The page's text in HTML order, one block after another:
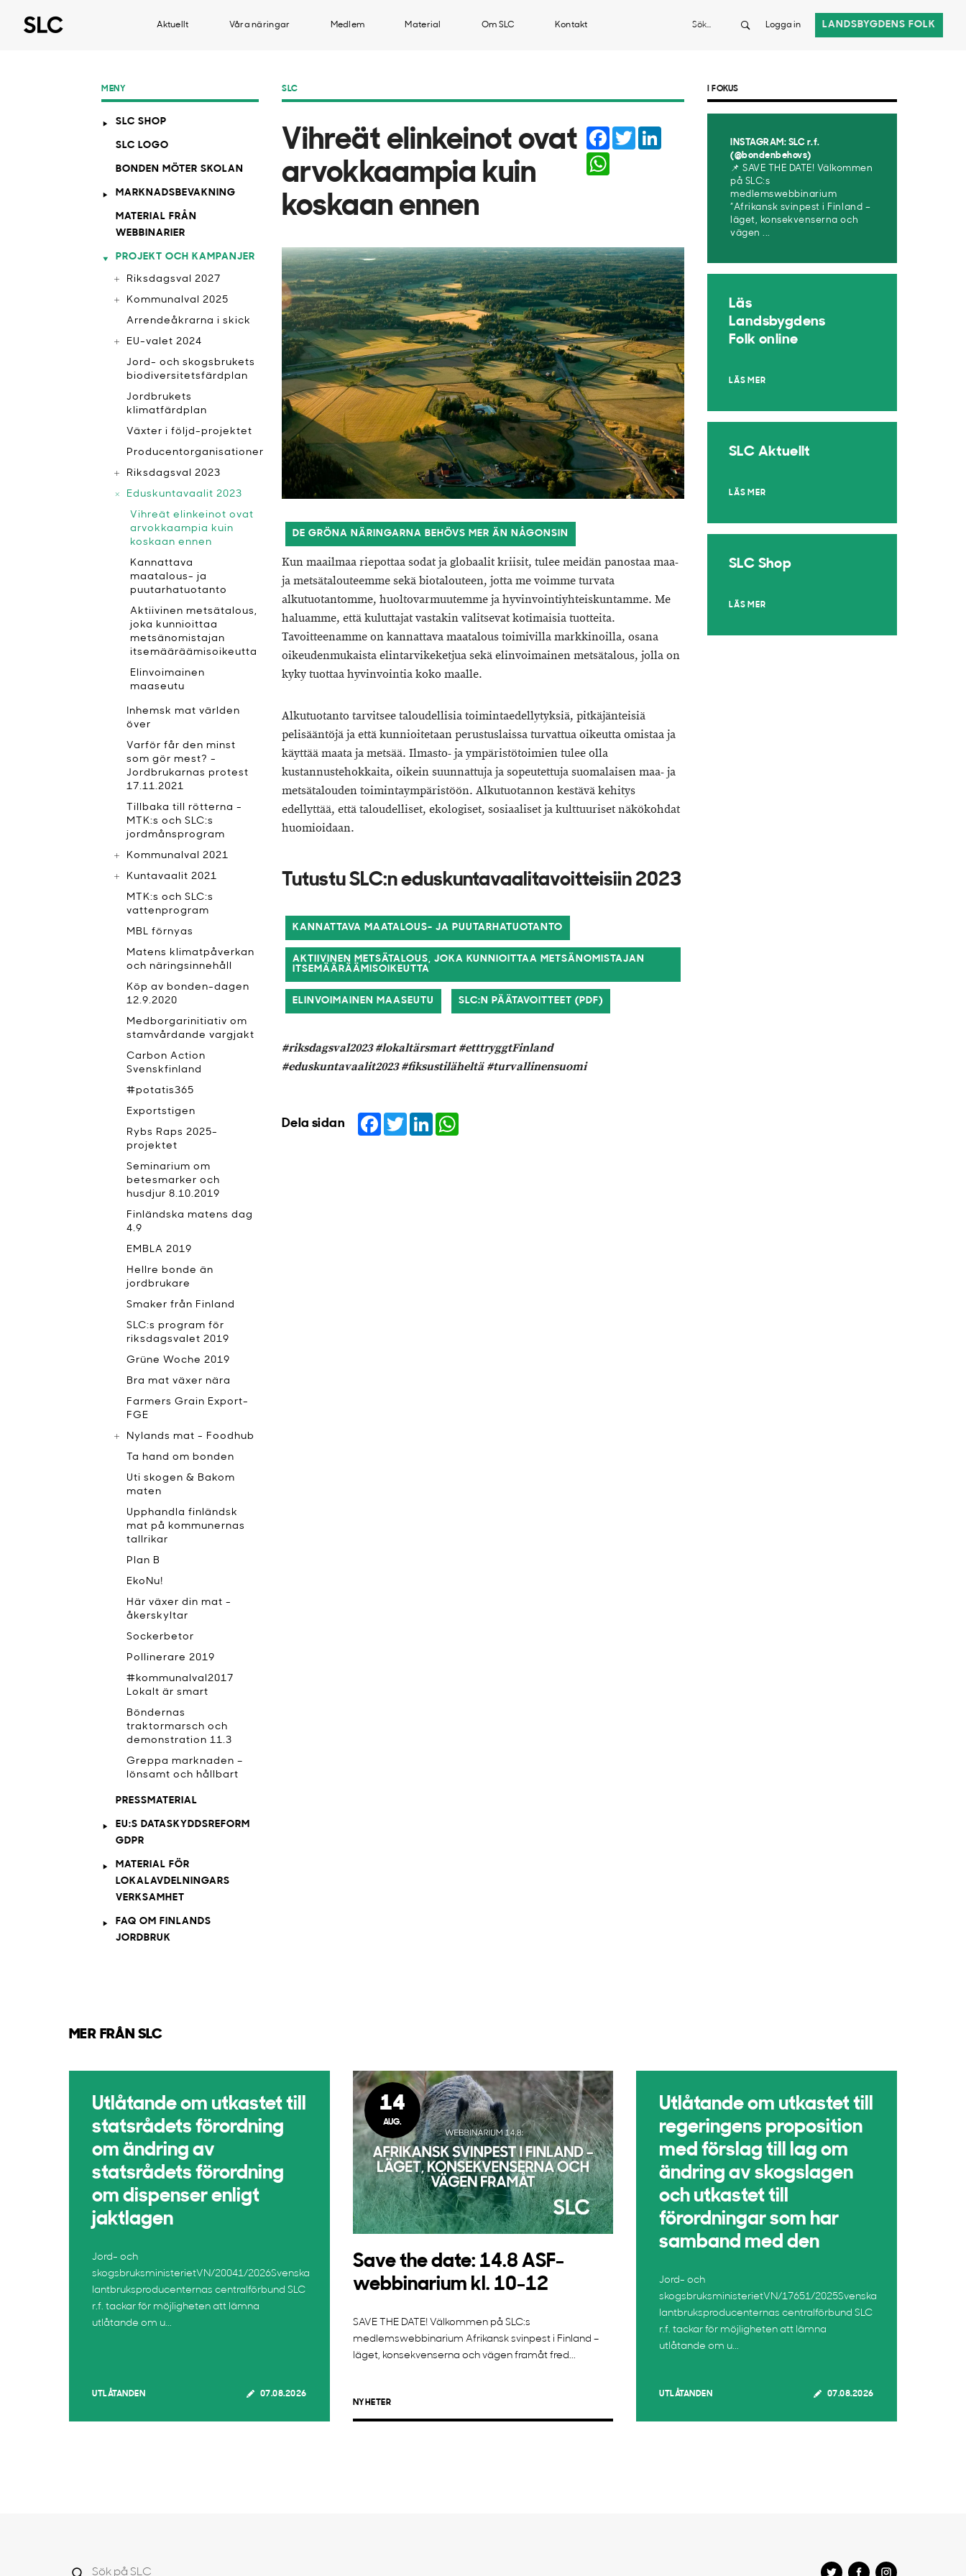
Aktuellt Våra näringar Medlem Material Om SLC Kontakt Sök Logga in LANDSBYGDENS FOLK
SLC
Vihreät elinkeinot ovat
arvokkaampia kuin
koskaan ennen
Facebook
Twitter
DE GRÖNA NÄRINGARNA BEHÖVS MER ÄN NÅGONSIN
Kun maailmaa riepottaa sodat ja globaalit kriisit, tulee meidän panostaa maa-
ja metsätalouteemme sekä biotalouteen, jotta me voimme turvata
alkutuotantomme, huoltovarmuutemme ja hyvinvointiyhteiskuntamme. Me
haluamme, että kuluttajat vastakin valitsevat kotimaisia tuotteita.
Tavoitteenamme on kannattava maatalous toimivilla markkinoilla, osana
oikeudenmukaista elintarvikeketjua sekä elinvoimainen metsätalous, jolla on
kyky tuottaa hyvinvointia koko maalle.
Alkutuotanto tarvitsee taloudellisia toimintaedellytyksiä, pitkäjänteisiä
pelisääntöjä ja että kunnioitetaan perustuslaissa turvattua oikeutta omistaa ja
käyttää maata ja metsää. Ilmasto- ja ympäristötoimien tulee olla
kustannustehokkaita, oikein suunnattuja ja sopeutettuja suomalaisen maa- ja
metsätalouden toimintaympäristöön. Alkutuotannon kestävä kehitys
edellyttää, että taloudelliset, ekologiset, sosiaaliset ja kulttuuriset näkökohdat
huomioidaan.
Tutustu SLC:n eduskuntavaalitavoitteisiin 2023
KANNATTAVA MAATALOUS- JA PUUTARHATUOTANTO
AKTIIVINEN METSÄTALOUS, JOKA KUNNIOITTAA METSÄNOMISTAJAN
ITSEMÄÄRÄÄMISOIKEUTTA
ELINVOIMAINEN MAASEUTU SLC:N PÄÄTAVOITTEET (PDF)
#riksdagsval2023 #lokaltärsmart #etttryggtFinland
#eduskuntavaalit2023 #fiksustiläheltä #turvallinensuomi
Dela sidan Facebook
TwitterLinkedIn
MENY
SLC SHOP
SLC LOGO
BONDEN MÖTER SKOLAN
MARKNADSBEVAKNING
MATERIAL FRÅN
WEBBINARIER
PROJEKT OCH KAMPANJER
Riksdagsval 2027
Kommunalval 2025
Arrendeåkrarna i skick
EU-valet 2024
Jord- och skogsbrukets
biodiversitetsfärdplan
Jordbrukets
klimatfärdplan
Växter i följd-projektet
Producentorganisationer
Riksdagsval 2023
Eduskuntavaalit 2023
Vihreät elinkeinot ovat
arvokkaampia kuin
koskaan ennen
Kannattava
maatalous- ja
puutarhatuotanto
Aktiivinen metsätalous,
joka kunnioittaa
metsänomistajan
itsemääräämisoikeutta
Elinvoimainen
maaseutu
Inhemsk mat världen
över
Varför får den minst
som gör mest? -
Jordbrukarnas protest
17.11.2021
Tillbaka till rötterna -
MTK:s och SLC:s
jordmånsprogram
Kommunalval 2021
Kuntavaalit 2021
MTK:s och SLC:s
vattenprogram
MBL förnyas
Matens klimatpåverkan
och näringsinnehåll
Köp av bonden-dagen
12.9.2020
Medborgarinitiativ om
stamvårdande vargjakt
Carbon Action
Svenskfinland
#potatis365
Exportstigen
Rybs Raps 2025-
projektet
Seminarium om
betesmarker och
husdjur 8.10.2019
Finländska matens dag
4.9
EMBLA 2019
Hellre bonde än
jordbrukare
Smaker från Finland
SLC:s program för
riksdagsvalet 2019
Grüne Woche 2019
Bra mat växer nära
Farmers Grain Export-
FGE
Nylands mat - Foodhub
Ta hand om bonden
Uti skogen & Bakom
maten
Upphandla finländsk
mat på kommunernas
tallrikar
Plan B
EkoNu!
Här växer din mat -
åkerskyltar
Sockerbetor
Pollinerare 2019
#kommunalval2017
Lokalt är smart
Böndernas
traktormarsch och
demonstration 11.3
Greppa marknaden –
lönsamt och hållbart
PRESSMATERIAL
EU:S DATASKYDDSREFORM
GDPR
MATERIAL FÖR
LOKALAVDELNINGARS
VERKSAMHET
FAQ OM FINLANDS
JORDBRUK
I FOKUS
INSTAGRAM: SLC r.f.
(@bondenbehovs)
📌 SAVE THE DATE! Välkommen
på SLC:s
medlemswebbinarium
”Afrikansk svinpest i Finland –
läget, konsekvenserna och
vägen ...
Läs
Landsbygdens
Folk online
LÄS MER
SLC Aktuellt
LÄS MER
SLC Shop
LÄS MER
MER FRÅN SLC
Utlåtande om utkastet till
statsrådets förordning
om ändring av
statsrådets förordning
om dispenser enligt
jaktlagen
Jord- och
skogsbruksministerietVN/20041/2026Svenska
lantbruksproducenternas centralförbund SLC
r.f. tackar för möjligheten att lämna
utlåtande om u...
UTLÅTANDEN 07.08.2026
14
AUG.
Save the date: 14.8 ASF-
webbinarium kl. 10-12
SAVE THE DATE! Välkommen på SLC:s
medlemswebbinarium Afrikansk svinpest i Finland –
läget, konsekvenserna och vägen framåt fred...
NYHETER
Utlåtande om utkastet till
regeringens proposition
med förslag till lag om
ändring av skogslagen
och utkastet till
förordningar som har
samband med den
Jord- och
skogsbruksministerietVN/17651/2025Svenska
lantbruksproducenternas centralförbund SLC
r.f. tackar för möjligheten att lämna
utlåtande om u...
UTLÅTANDEN 07.08.2026